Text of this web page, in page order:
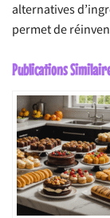
alternatives
permet de
Publications